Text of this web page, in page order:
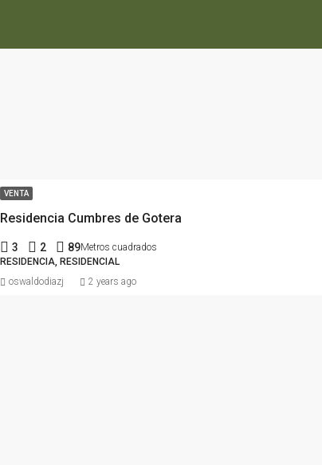
VENTA
Residencia Cumbres de Gotera
3 2 89Metros cuadrados
RESIDENCIA, RESIDENCIAL
oswaldodiazj 2 years ago